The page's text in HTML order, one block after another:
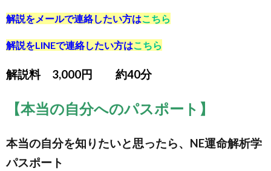
解説をメールで連絡したい方はこちら
解説をLINEで連絡したい方はこちら
解説料 3,000円 約40分
【本当の自分へのパスポート】
本当の自分を知りたいと思ったら、NE運命解析学
パスポート